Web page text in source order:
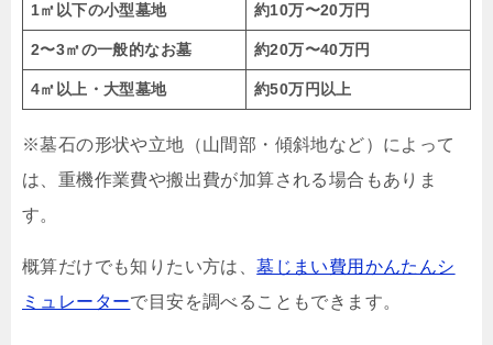
1㎡以下の小型墓地 約10万〜20万円
2〜3㎡の一般的なお墓 約20万〜40万円
4㎡以上・大型墓地 約50万円以上
※墓石の形状や立地（山間部・傾斜地など）によって
は、重機作業費や搬出費が加算される場合もありま
す。
概算だけでも知りたい方は、墓じまい費用かんたんシ
ミュレーターで目安を調べることもできます。